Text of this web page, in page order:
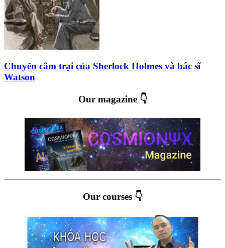
Chuyến cắm trại của Sherlock Holmes và bác sĩ
Watson
Our magazine 👇
Our courses 👇